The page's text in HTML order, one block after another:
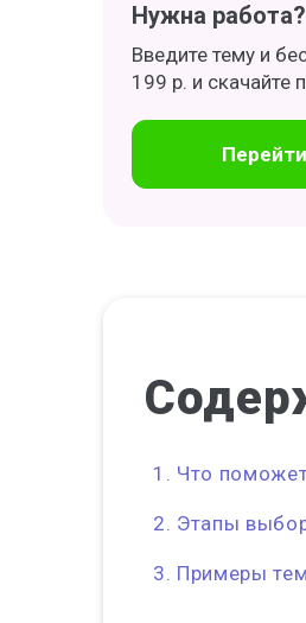
Нужна
Введите тему и
199 р. и скачайте
Перейти
Что
Этапы
Примеры